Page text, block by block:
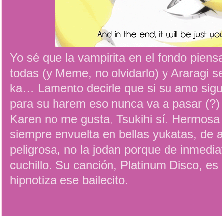
Yo sé que la vampirita en el fondo
todas (y Meme, no olvidarlo) y Araragi
ka… Lamento decirle que si su amo
para su harem eso nunca va a pasar (?)
Karen no me gusta, Tsukihi sí.
siempre envuelta en bellas yukatas, de
peligrosa, no la jodan porque de
cuchillo. Su canción, Platinum Disco,
hipnotiza ese bailecito.